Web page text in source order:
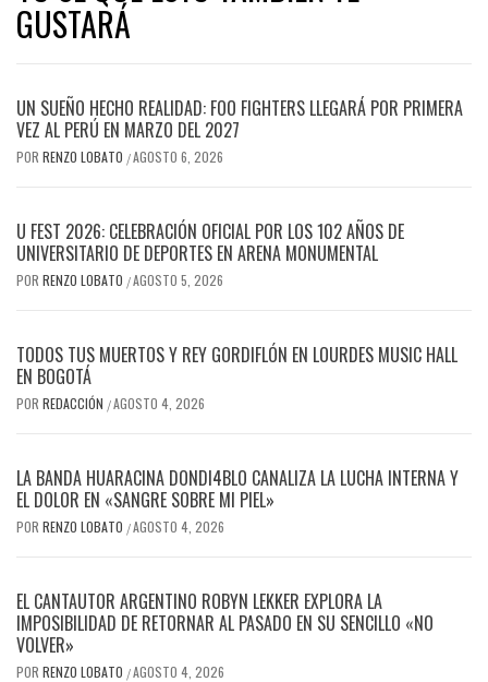
GUSTARÁ
UN SUEÑO HECHO REALIDAD: FOO FIGHTERS LLEGARÁ POR PRIMERA
VEZ AL PERÚ EN MARZO DEL 2027
POR RENZO LOBATO /AGOSTO 6, 2026
U FEST 2026: CELEBRACIÓN OFICIAL POR LOS 102 AÑOS DE
UNIVERSITARIO DE DEPORTES EN ARENA MONUMENTAL
POR RENZO LOBATO /AGOSTO 5, 2026
TODOS TUS MUERTOS Y REY GORDIFLÓN EN LOURDES MUSIC HALL
EN BOGOTÁ
POR REDACCIÓN /AGOSTO 4, 2026
LA BANDA HUARACINA DONDI4BLO CANALIZA LA LUCHA INTERNA Y
EL DOLOR EN «SANGRE SOBRE MI PIEL»
POR RENZO LOBATO /AGOSTO 4, 2026
EL CANTAUTOR ARGENTINO ROBYN LEKKER EXPLORA LA
IMPOSIBILIDAD DE RETORNAR AL PASADO EN SU SENCILLO «NO
VOLVER»
POR RENZO LOBATO /AGOSTO 4, 2026